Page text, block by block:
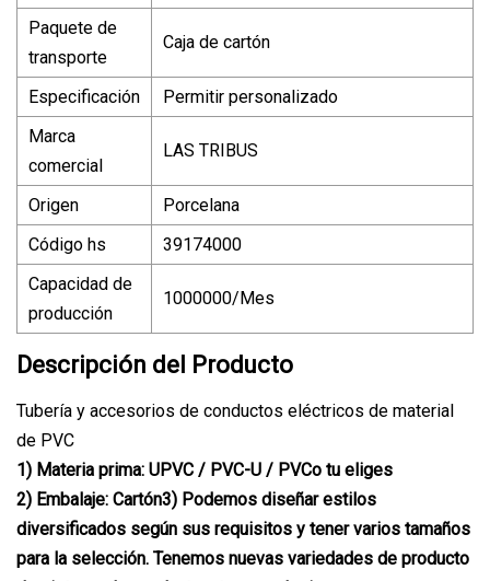
Paquete de
transporte
Caja de cartón
Especificación
Permitir personalizado
Marca
comercial
LAS TRIBUS
Origen
Porcelana
Código hs
39174000
Capacidad de
producción
1000000/Mes
Descripción del Producto
Tubería y accesorios de conductos eléctricos de material
de PVC
1) Materia prima: UPVC / PVC-U / PVCo tu eliges
2) Embalaje: Cartón3) Podemos diseñar estilos
diversificados según sus requisitos y tener varios tamaños
para la selección. Tenemos nuevas variedades de producto